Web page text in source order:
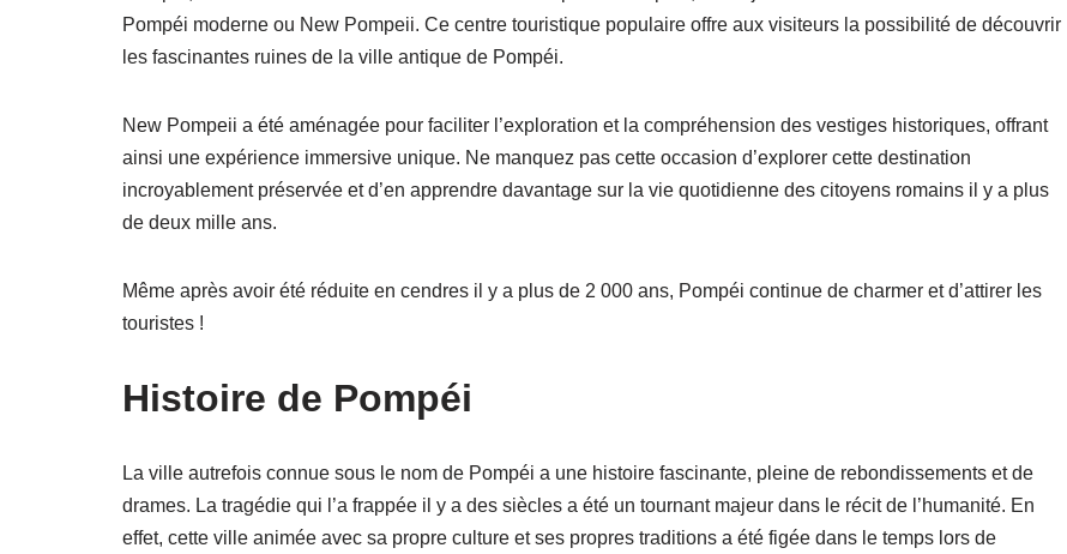
Pompéi moderne ou New Pompeii. Ce centre touristique populaire offre aux visiteurs la possibilité de découvrir
les fascinantes ruines de la ville antique de Pompéi.
New Pompeii a été aménagée pour faciliter l’exploration et la compréhension des vestiges historiques, offrant
ainsi une expérience immersive unique. Ne manquez pas cette occasion d’explorer cette destination
incroyablement préservée et d’en apprendre davantage sur la vie quotidienne des citoyens romains il y a plus
de deux mille ans.
Même après avoir été réduite en cendres il y a plus de 2 000 ans, Pompéi continue de charmer et d’attirer les
touristes !
Histoire de Pompéi
La ville autrefois connue sous le nom de Pompéi a une histoire fascinante, pleine de rebondissements et de
drames. La tragédie qui l’a frappée il y a des siècles a été un tournant majeur dans le récit de l’humanité. En
effet, cette ville animée avec sa propre culture et ses propres traditions a été figée dans le temps lors de